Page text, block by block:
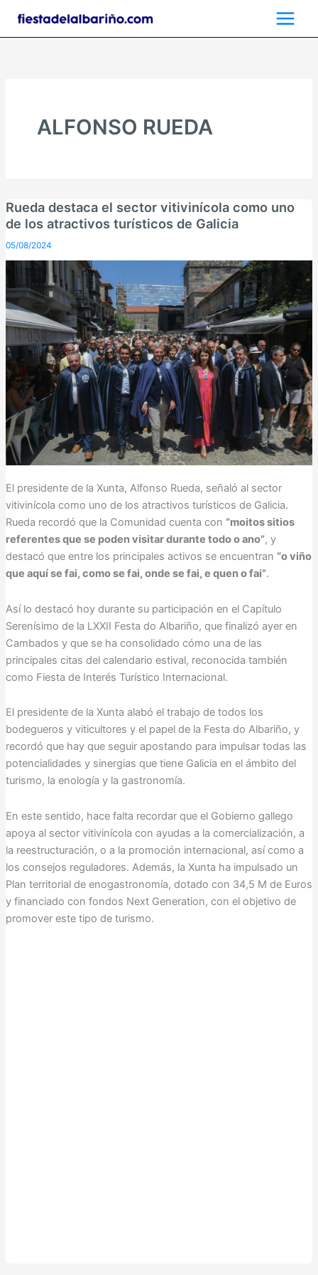
contenido
ALFONSO RUEDA
Rueda destaca el sector vitivinícola como uno
de los atractivos turísticos de Galicia
05/08/2024
El presidente de la Xunta, Alfonso Rueda, señaló al sector
vitivinícola como uno de los atractivos turísticos de Galicia.
Rueda recordó que la Comunidad cuenta con “moitos sitios
referentes que se poden visitar durante todo o ano”, y
destacó que entre los principales activos se encuentran “o viño
que aquí se fai, como se fai, onde se fai, e quen o fai”.
Así lo destacó hoy durante su participación en el Capítulo
Serenísimo de la LXXII Festa do Albariño, que finalizó ayer en
Cambados y que se ha consolidado cómo una de las
principales citas del calendario estival, reconocida también
como Fiesta de Interés Turístico Internacional.
El presidente de la Xunta alabó el trabajo de todos los
bodegueros y viticultores y el papel de la Festa do Albariño, y
recordó que hay que seguir apostando para impulsar todas las
potencialidades y sinergias que tiene Galicia en el ámbito del
turismo, la enología y la gastronomía.
En este sentido, hace falta recordar que el Gobierno gallego
apoya al sector vitivinícola con ayudas a la comercialización, a
la reestructuración, o a la promoción internacional, así como a
los consejos reguladores. Además, la Xunta ha impulsado un
Plan territorial de enogastronomía, dotado con 34,5 M de Euros
y financiado con fondos Next Generation, con el objetivo de
promover este tipo de turismo.